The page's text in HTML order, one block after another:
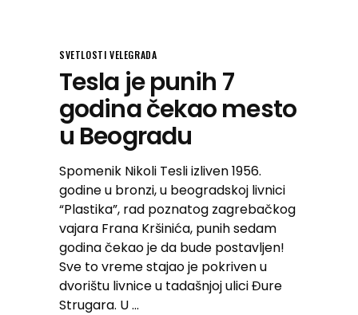
SVETLOSTI VELEGRADA
Tesla je punih 7
godina čekao mesto
u Beogradu
Spomenik Nikoli Tesli izliven 1956.
godine u bronzi, u beogradskoj livnici
“Plastika”, rad poznatog zagrebačkog
vajara Frana Kršinića, punih sedam
godina čekao je da bude postavljen!
Sve to vreme stajao je pokriven u
dvorištu livnice u tadašnjoj ulici Đure
Strugara. U